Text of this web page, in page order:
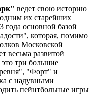
ведет свою историю
одним их старейших
года основной базой
которая, помимо
Московской
весьма развитой
три большие
"Форт" и
с надувными
пейнтбольные игры